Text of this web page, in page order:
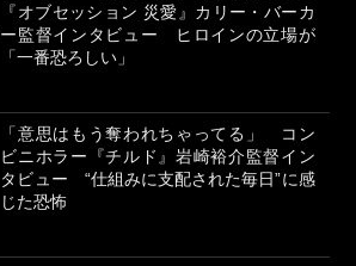
『オブセッション 災愛』カリー・バーカ
ー監督インタビュー ヒロインの立場が
「一番恐ろしい」
「意思はもう奪われちゃってる」 コン
ビニホラー『チルド』岩崎裕介監督イン
タビュー “仕組みに支配された毎日”に感
じた恐怖